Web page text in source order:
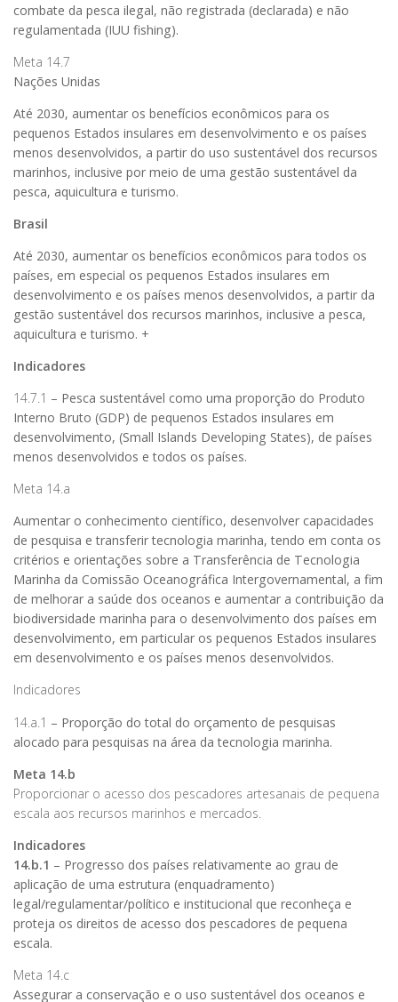
combate da pesca ilegal, não registrada (declarada) e não
regulamentada (IUU fishing).
Meta 14.7
Nações Unidas
Até 2030, aumentar os benefícios econômicos para os
pequenos Estados insulares em desenvolvimento e os países
menos desenvolvidos, a partir do uso sustentável dos recursos
marinhos, inclusive por meio de uma gestão sustentável da
pesca, aquicultura e turismo.
Brasil
Até 2030, aumentar os benefícios econômicos para todos os
países, em especial os pequenos Estados insulares em
desenvolvimento e os países menos desenvolvidos, a partir da
gestão sustentável dos recursos marinhos, inclusive a pesca,
aquicultura e turismo. +
Indicadores
14.7.1 – Pesca sustentável como uma proporção do Produto
Interno Bruto (GDP) de pequenos Estados insulares em
desenvolvimento, (Small Islands Developing States), de países
menos desenvolvidos e todos os países.
Meta 14.a
Aumentar o conhecimento científico, desenvolver capacidades
de pesquisa e transferir tecnologia marinha, tendo em conta os
critérios e orientações sobre a Transferência de Tecnologia
Marinha da Comissão Oceanográfica Intergovernamental, a fim
de melhorar a saúde dos oceanos e aumentar a contribuição da
biodiversidade marinha para o desenvolvimento dos países em
desenvolvimento, em particular os pequenos Estados insulares
em desenvolvimento e os países menos desenvolvidos.
Indicadores
14.a.1 – Proporção do total do orçamento de pesquisas
alocado para pesquisas na área da tecnologia marinha.
Meta 14.b
Proporcionar o acesso dos pescadores artesanais de pequena
escala aos recursos marinhos e mercados.
Indicadores
14.b.1 – Progresso dos países relativamente ao grau de
aplicação de uma estrutura (enquadramento)
legal/regulamentar/político e institucional que reconheça e
proteja os direitos de acesso dos pescadores de pequena
escala.
Meta 14.c
Assegurar a conservação e o uso sustentável dos oceanos e